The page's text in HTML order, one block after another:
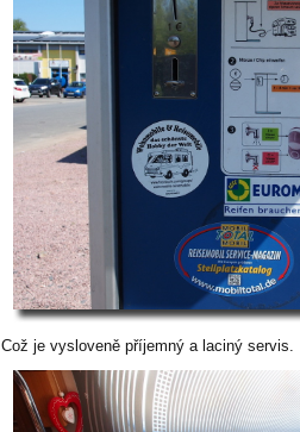
Což je vysloveně příjemný a laciný servis.